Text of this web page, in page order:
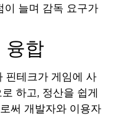
이 늘며 감독 요구가
융합
핀테크가 게임에 사
하고, 정산을 쉽게
써 개발자와 이용자